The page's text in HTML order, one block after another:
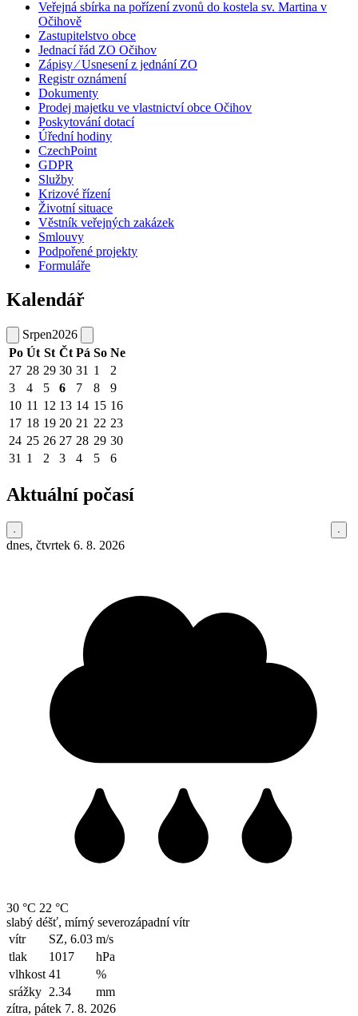
Veřejná sbírka na pořízení zvonů do kostela sv. Martina v
Očihově
Zastupitelstvo obce
Jednací řád ZO Očihov
Zápisy ⁄ Usnesení z jednání ZO
Registr oznámení
Dokumenty
Prodej majetku ve vlastnictví obce Očihov
Poskytování dotací
Úřední hodiny
CzechPoint
GDPR
Služby
Krizové řízení
Životní situace
Věstník veřejných zakázek
Smlouvy
Podpořené projekty
Formuláře
Kalendář
Srpen2026
Po Út St Čt Pá So Ne
27 28 29 30 31 1
2
3
4 5 6 7 8
9
10 11 12 13 14 15 16
17 18 19 20 21 22 23
24 25 26 27 28 29 30
31 1 2 3 4 5 6
Aktuální počasí
dnes, čtvrtek 6. 8. 2026
30 °C 22 °C
slabý déšť, mírný severozápadní vítr
vítr
SZ, 6.03 m/s
tlak
1017
hPa
vlhkost 41
%
srážky 2.34
mm
zítra, pátek 7. 8. 2026